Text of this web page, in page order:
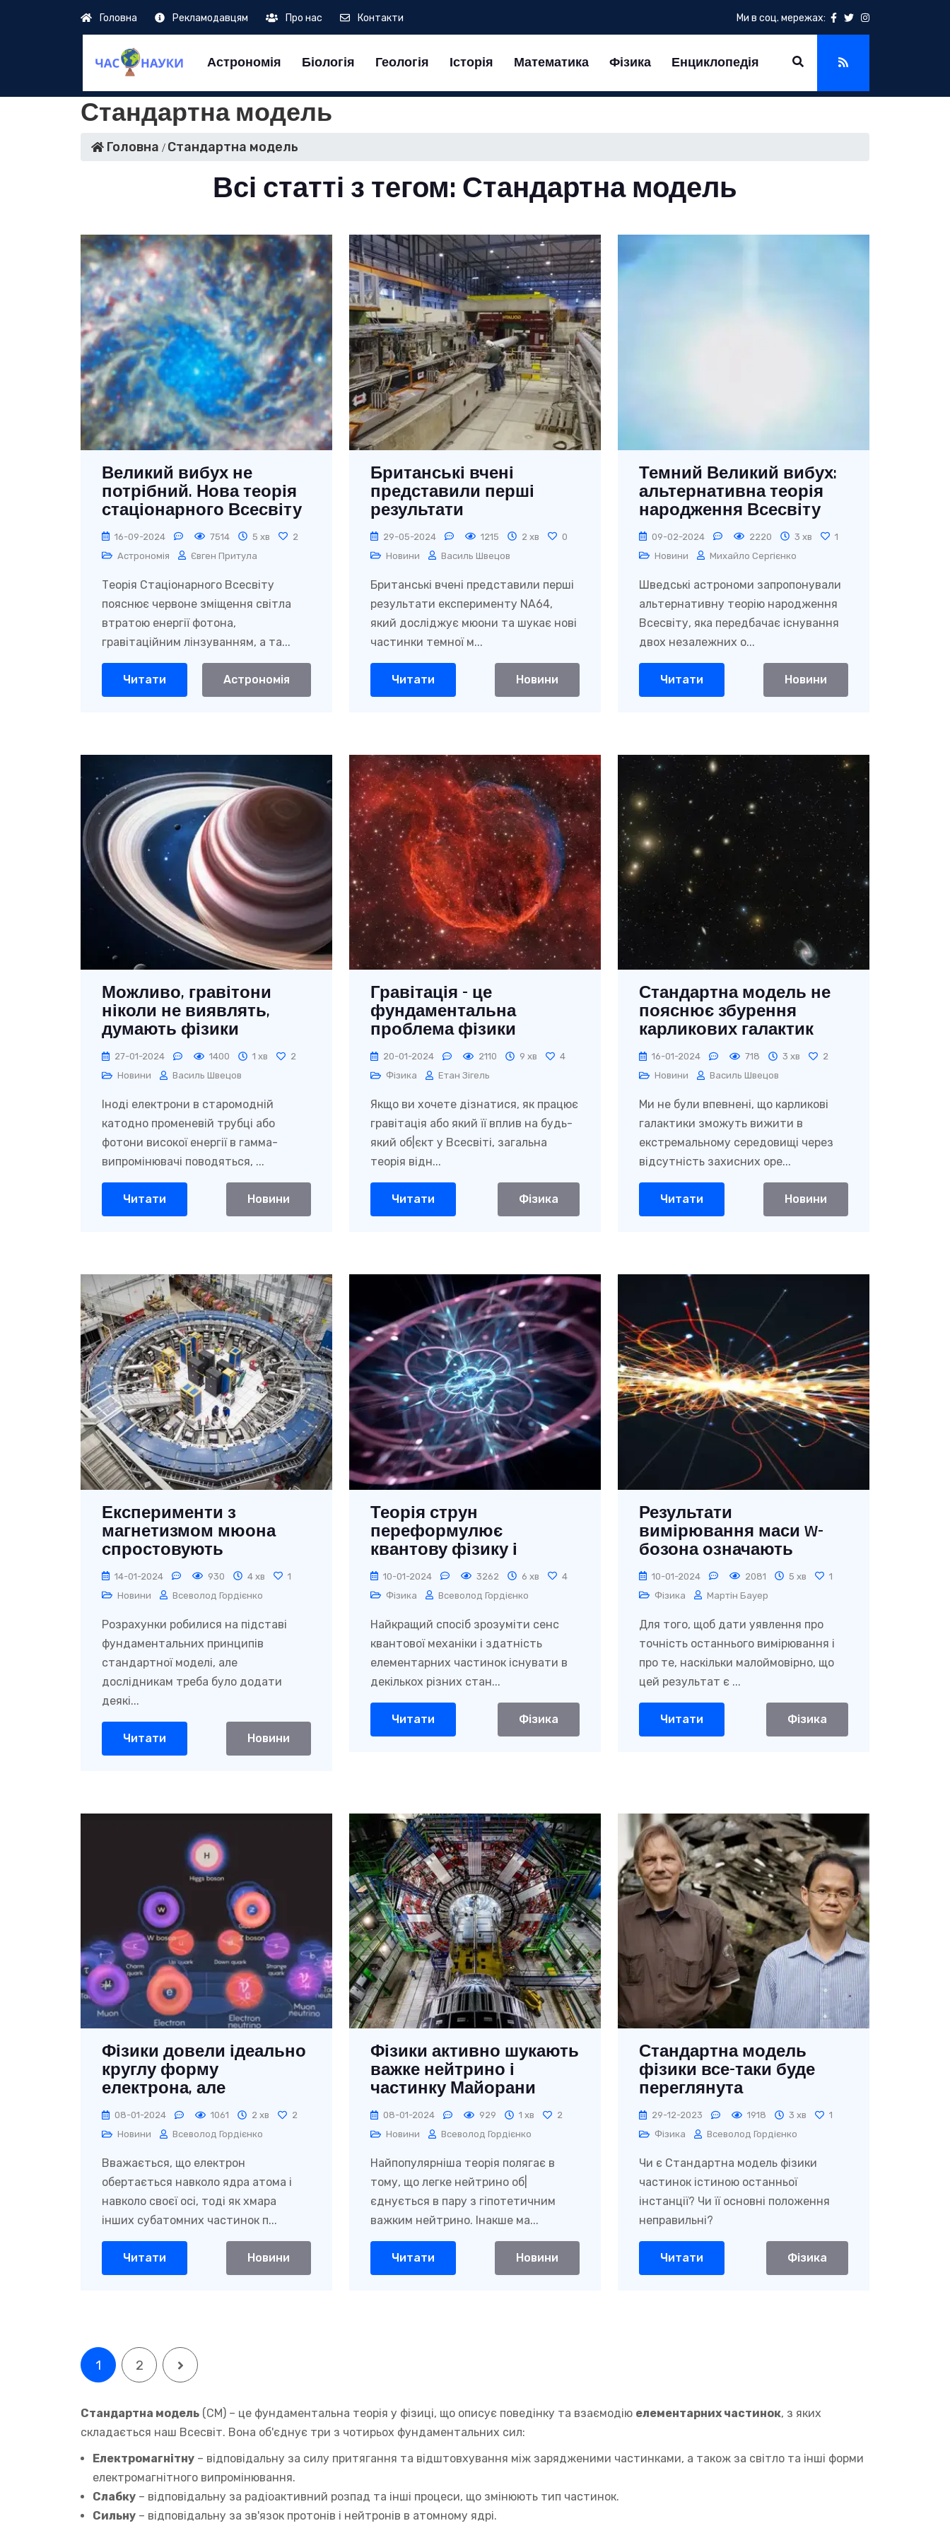
Головна Рекламодавцям Про нас Контакти Ми в соц. мережах:
Астрономія Біологія Геологія Історія Математика Фізика Енциклопедія
Стандартна модель
Головна Стандартна модель
Всі статті з тегом: Стандартна модель
Великий вибух не
потрібний. Нова теорія
стаціонарного Всесвіту
16-09-2024 7514 5 хв
2
Астрономія
Євген Притула
Теорія Стаціонарного Всесвіту
пояснює червоне зміщення світла
втратою енергії фотона,
гравітаційним лінзуванням, а та...
Читати Астрономія
Британські вчені
представили перші
результати
експерименту з
мюонами
29-05-2024 1215 2 хв
0
Новини
Василь Швецов
Британські вчені представили перші
результати експерименту NA64,
який досліджує мюони та шукає нові
частинки темної м...
Читати Новини
Темний Великий вибух:
альтернативна теорія
народження Всесвіту
09-02-2024 2220 3 хв
1
Новини
Михайло Сергієнко
Шведські астрономи запропонували
альтернативну теорію народження
Всесвіту, яка передбачає існування
двох незалежних о...
Читати Новини
Можливо, гравітони
ніколи не виявлять,
думають фізики
27-01-2024 1400 1 хв
2
Новини
Василь Швецов
Іноді електрони в старомодній
катодно променевій трубці або
фотони високої енергії в гамма-
випромінювачі поводяться, ...
Читати Новини
Гравітація - це
фундаментальна
проблема фізики
20-01-2024 2110 9 хв
4
Фізика
Етан Зігель
Якщо ви хочете дізнатися, як працює
гравітація або який її вплив на будь-
який об|єкт у Всесвіті, загальна
теорія відн...
Читати Фізика
Стандартна модель не
пояснює збурення
карликових галактик
16-01-2024 718 3 хв
2
Новини
Василь Швецов
Ми не були впевнені, що карликові
галактики зможуть вижити в
екстремальному середовищі через
відсутність захисних оре...
Читати Новини
Експерименти з
магнетизмом мюона
спростовують
Стандартну модель
елементарних частинок?
14-01-2024 930 4 хв
1
Новини
Всеволод Гордієнко
Розрахунки робилися на підставі
фундаментальних принципів
стандартної моделі, але
дослідникам треба було додати
деякі...
Читати Новини
Теорія струн
переформулює
квантову фізику і
квантову математику
10-01-2024 3262 6 хв
4
Фізика
Всеволод Гордієнко
Найкращий спосіб зрозуміти сенс
квантової механіки і здатність
елементарних частинок існувати в
декількох різних стан...
Читати Фізика
Результати
вимірювання маси W-
бозона означають
перегляд Стандартної
моделі фізики
10-01-2024 2081 5 хв
1
Фізика
Мартін Бауер
Для того, щоб дати уявлення про
точність останнього вимірювання і
про те, наскільки малоймовірно, що
цей результат є ...
Читати Фізика
Фізики довели ідеально
круглу форму
електрона, але
пояснення цього
феномена немає
08-01-2024 1061 2 хв
2
Новини
Всеволод Гордієнко
Вважається, що електрон
обертається навколо ядра атома і
навколо своєї осі, тоді як хмара
інших субатомних частинок п...
Читати Новини
Фізики активно шукають
важке нейтрино і
частинку Майорани
08-01-2024 929 1 хв
2
Новини
Всеволод Гордієнко
Найпопулярніша теорія полягає в
тому, що легке нейтрино об|
єднується в пару з гіпотетичним
важким нейтрино. Інакше ма...
Читати Новини
Стандартна модель
фізики все-таки буде
переглянута
29-12-2023 1918 3 хв
1
Фізика
Всеволод Гордієнко
Чи є Стандартна модель фізики
частинок істиною останньої
інстанції? Чи її основні положення
неправильні?
Читати Фізика
1 2
Стандартна модель (СМ) – це фундаментальна теорія у фізиці, що описує поведінку та взаємодію елементарних частинок, з яких
складається наш Всесвіт. Вона об'єднує три з чотирьох фундаментальних сил:
Електромагнітну – відповідальну за силу притягання та відштовхування між зарядженими частинками, а також за світло та інші форми
електромагнітного випромінювання.
Слабку – відповідальну за радіоактивний розпад та інші процеси, що змінюють тип частинок.
Сильну – відповідальну за зв'язок протонів і нейтронів в атомному ядрі.